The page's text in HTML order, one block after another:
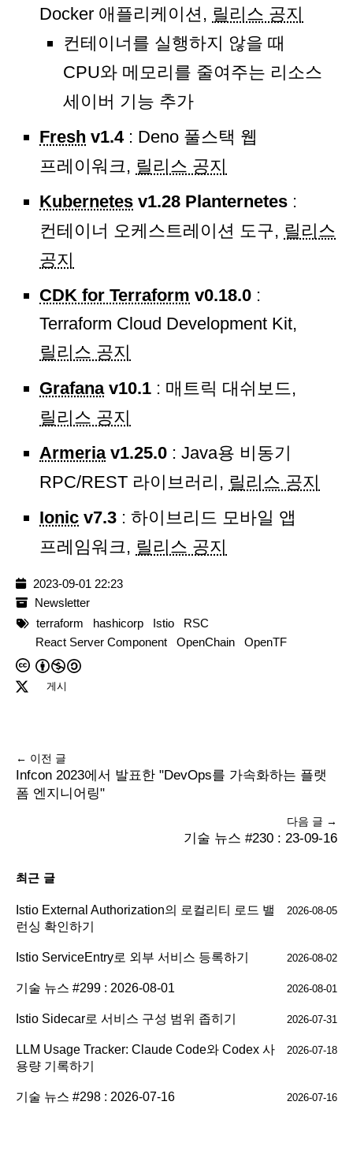
Docker 애플리케이션, 릴리스 공지
컨테이너를 실행하지 않을 때
CPU와 메모리를 줄여주는 리소스
세이버 기능 추가
Fresh v1.4: Deno 풀스택 웹
프레이워크, 릴리스 공지
Kubernetes v1.28 Planternetes :
컨테이너 오케스트레이션 도구, 릴리스
공지
CDK for Terraform v0.18.0 :
Terraform Cloud Development Kit,
릴리스 공지
Grafanav10.1 : 매트릭 대쉬보드,
릴리스 공지
Armeriav1.25.0 : Java용 비동기
RPC/REST 라이브러리, 릴리스 공지
Ionic v7.3 : 하이브리드 모바일 앱
프레임워크, 릴리스 공지
2023-09-01 22:23
Newsletter
terraform
hashicorp Istio
RSC
React Server Component
OpenChain OpenTF
게시
← 이전 글
Infcon 2023에서 발표한 "DevOps를 가속화하는 플랫
폼 엔지니어링"
다음 글 →
기술 뉴스 #230 : 23-09-16
최근 글
Istio External Authorization의 로컬리티 로드 밸
런싱 확인하기
2026-08-05
Istio ServiceEntry로 외부 서비스 등록하기 2026-08-02
기술 뉴스 #299 : 2026-08-01 2026-08-01
Istio Sidecar로 서비스 구성 범위 좁히기 2026-07-31
LLM Usage Tracker: Claude Code와 Codex 사
용량 기록하기
2026-07-18
기술 뉴스 #298 : 2026-07-16 2026-07-16